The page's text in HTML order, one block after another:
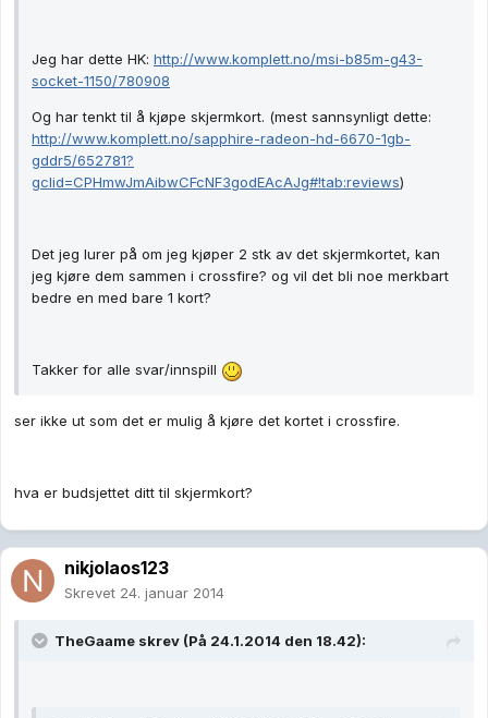
Jeg har dette HK: http://www.komplett.no/msi-b85m-g43-
socket-1150/780908
Og har tenkt til å kjøpe skjermkort. (mest sannsynligt dette:
http://www.komplett.no/sapphire-radeon-hd-6670-1gb-
gddr5/652781?
gclid=CPHmwJmAibwCFcNF3godEAcAJg#!tab:reviews)
Det jeg lurer på om jeg kjøper 2 stk av det skjermkortet, kan
jeg kjøre dem sammen i crossfire? og vil det bli noe merkbart
bedre en med bare 1 kort?
Takker for alle svar/innspill
ser ikke ut som det er mulig å kjøre det kortet i crossfire.
hva er budsjettet ditt til skjermkort?
nikjolaos123
Skrevet 24. januar 2014
TheGaame skrev (På 24.1.2014 den 18.42):